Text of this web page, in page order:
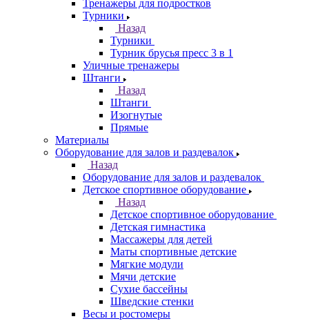
Тренажеры для подростков
Турники
Назад
Турники
Турник брусья пресс 3 в 1
Уличные тренажеры
Штанги
Назад
Штанги
Изогнутые
Прямые
Материалы
Оборудование для залов и раздевалок
Назад
Оборудование для залов и раздевалок
Детское спортивное оборудование
Назад
Детское спортивное оборудование
Детская гимнастика
Массажеры для детей
Маты спортивные детские
Мягкие модули
Мячи детские
Сухие бассейны
Шведские стенки
Весы и ростомеры